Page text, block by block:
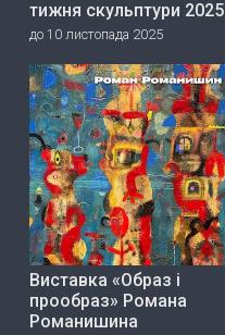
тижня скульптури 2025
до 10 листопада 2025
Виставка «Образ і
прообраз» Романа
Романишина